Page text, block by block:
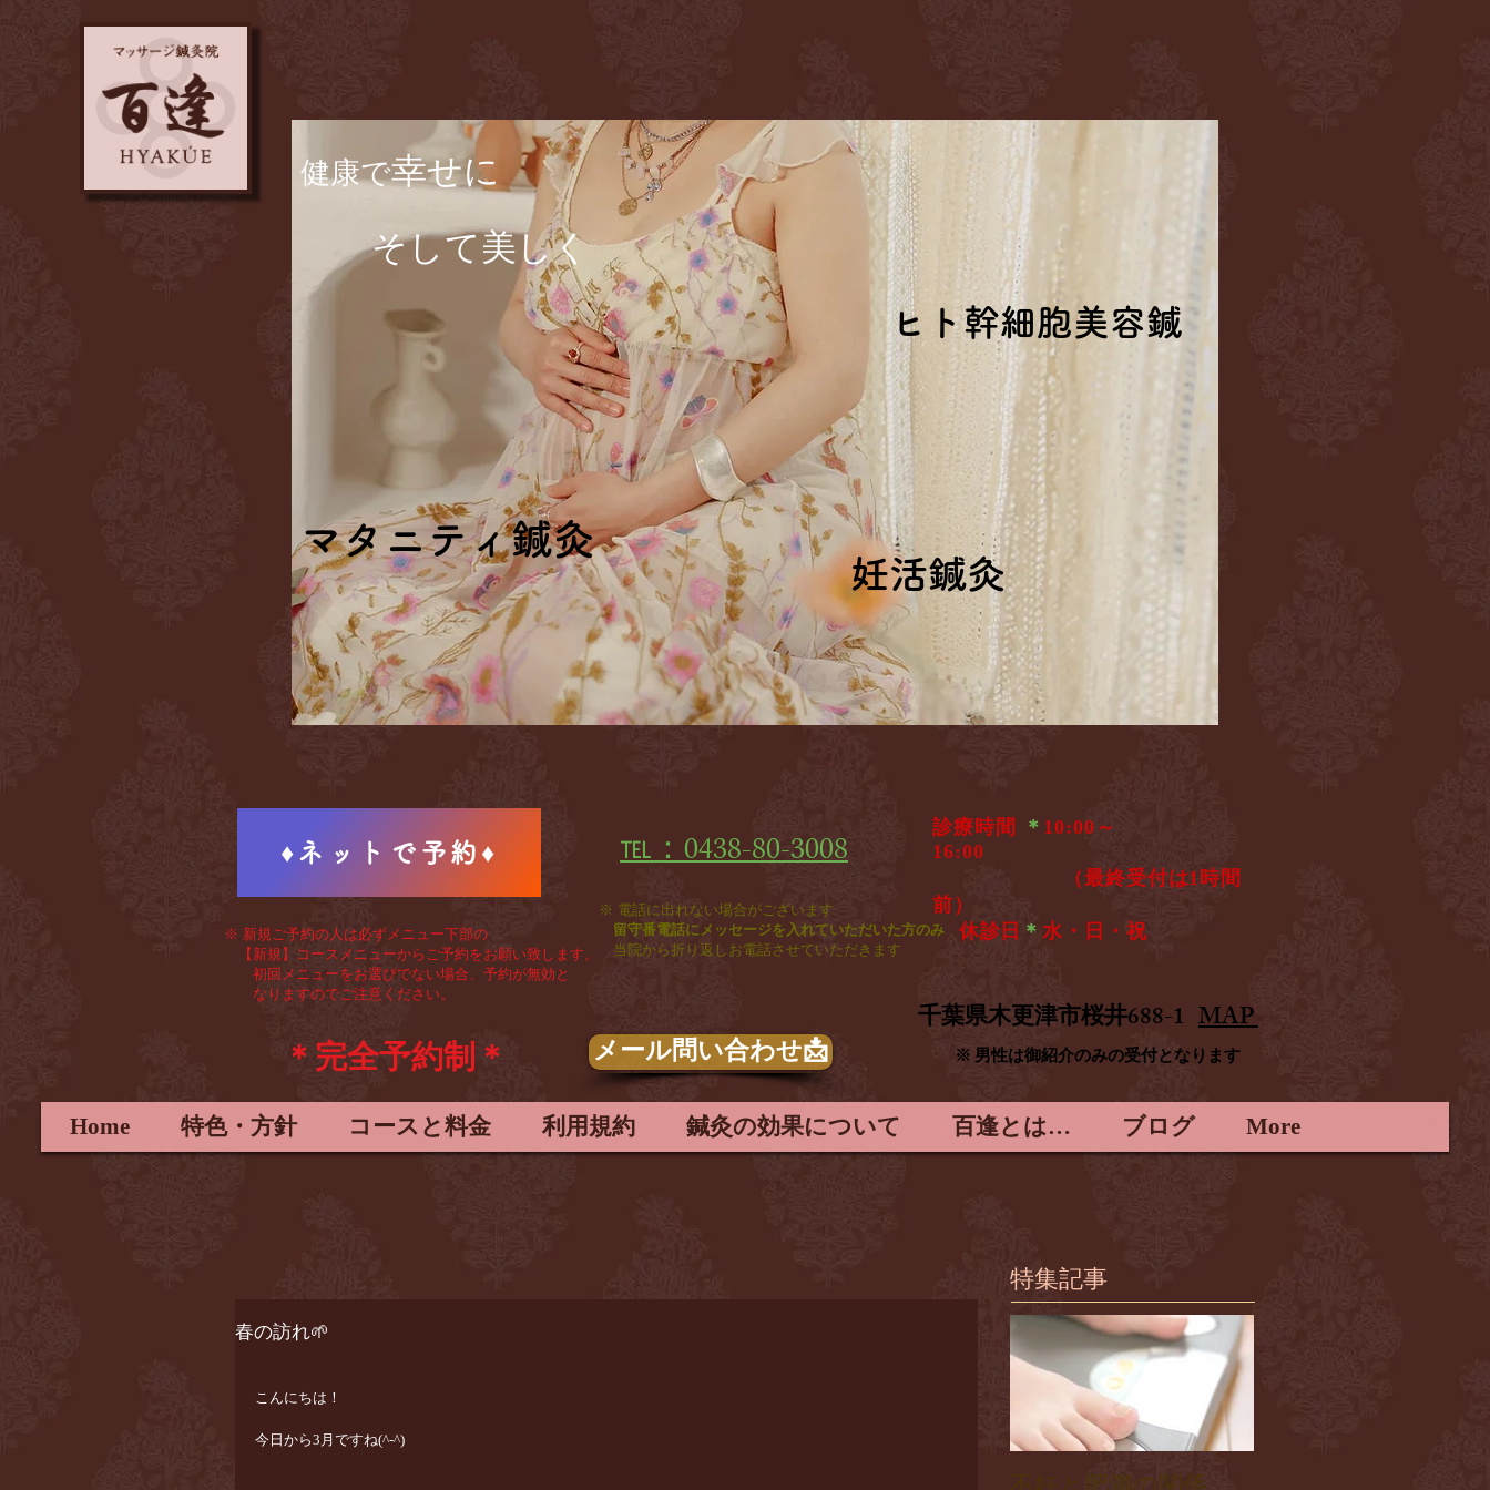
妊活鍼灸
妊活鍼灸
マタニティ鍼灸
マタニティ鍼灸
​健康で幸せに
​ そして美しく
ヒト幹細胞美容鍼
ヒト幹細胞美容鍼
♦ネットで予約♦ ℡：0438-80-3008
​千葉県木更津市桜井688-1 MAP
※ 電話に出れない場合がございます
留守番電話にメッセージを入れていただいた方のみ
当院から折り返しお電話させていただきます
診療時間 ＊ 10:00～
16:00
​ （最終受付は1時間
前）
休診日 ＊水・日・祝​
※ 新規ご予約の人は必ずメニュー下部の
【新規】コースメニューからご予約をお願い致します。
初回メニューをお選びでない場合、予約が無効と
なりますのでご注意ください。
※ 男性は御紹介のみの受付となります
メール問い合わせ📩
＊完全予約制＊
Home 特色・方針 コースと料金 利用規約 鍼灸の効果について 百逢とは… ブログ More
特集記事
春の訪れ🌱
こんにちは！
今日から3月ですね(^-^)